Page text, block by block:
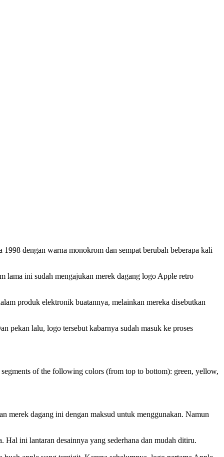
dengan warna monokrom dan sempat berubah beberapa kali
lama ini sudah mengajukan merek dagang logo Apple retro
produk elektronik buatannya, melainkan mereka disebutkan
lalu, logo tersebut kabarnya sudah masuk ke proses
of the following colors (from top to bottom): green, yellow,
merek dagang ini dengan maksud untuk menggunakan. Namun
ini lantaran desainnya yang sederhana dan mudah ditiru.